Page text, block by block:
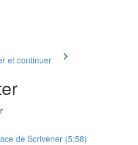
et continuer
de Scrivener (5:58)